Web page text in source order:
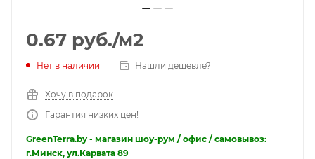
0.67 руб./м2
Нет в наличии Нашли дешевле?
Хочу в подарок
Гарантия низких цен!
GreenTerra.by - магазин шоу-рум / офис / самовывоз:
г.Минск, ул.Карвата 89